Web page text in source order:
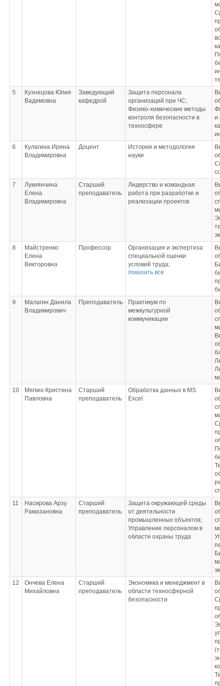
5
Кузнецова Юлия
Вадимовна
Заведующий
кафедрой
Защита персонала
организаций при ЧС;
Физико-химические методы
контроля безопасности в
техносфере
и
6
Кулагина Ирина
Владимировна
Доцент
История и методология
науки
7
Лукиянчина
Елена
Владимировна
Старший
преподаватель
Лидерство и командная
работа при разработке и
реализации проектов
8
Майстренко
Елена
Викторовна
Профессор
Организация и экспертиза
специальной оценки
условий труда;
Особенности поведения
ситуациях
показать все
9
Малагин Данила
Владимирович
Преподаватель
Практикум по
межкультурной
коммуникации
10
Мягких Кристина
Павловна
Старший
преподаватель
Обработка данных в MS
Excel
11
Насирова Арзу
Рамазановна
Старший
преподаватель
Защита окружающей среды
от деятельности
промышленных объектов;
Управление персоналом в
области охраны труда
12
Ончева Елена
Михайловна
Старший
преподаватель
Экономика и менеджмент в
области техносферной
безопасности